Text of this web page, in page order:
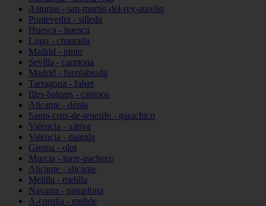
Asturias - san-martín-del-rey-aurelio
Pontevedra - silleda
Huesca - huesca
Lugo - chantada
Madrid - pinto
Sevilla - carmona
Madrid - fuenlabrada
Tarragona - falset
Illes-balears - campos
Alicante - dénia
Santa-cruz-de-tenerife - garachico
Valencia - xàtiva
Valencia - daimús
Girona - olot
Murcia - torre-pacheco
Alicante - alicante
Melilla - melilla
Navarra - pamplona
A-coruña - melide